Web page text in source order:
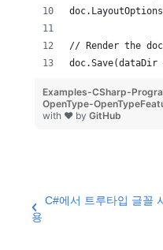
// Render the
doc.Save(dataDir
Examples-CSharp-
OpenType-
with ❤ by GitHub
C#에서 트루타입 글꼴
용